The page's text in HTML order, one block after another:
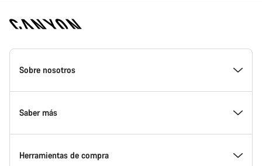
Canyon
Homepage
Sobre nosotros
Conoce Canyon
Innovación en Canyon
Saber más
Eventos
Herramientas de compra